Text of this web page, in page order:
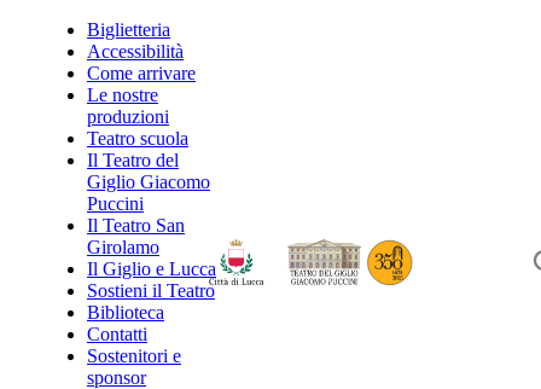
Biglietteria
Accessibilità
Come arrivare
Le nostre
produzioni
Teatro scuola
Il Teatro del
Giglio Giacomo
Puccini
Il Teatro San
Girolamo
Il Giglio e Lucca
Sostieni il Teatro
Biblioteca
Contatti
Sostenitori e
sponsor